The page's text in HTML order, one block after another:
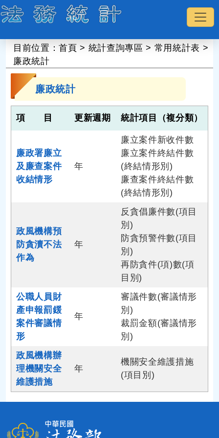
目前位置：首頁 > 統計查詢專區 > 常用統計表 >
廉政統計
廉政統計
項 目 更新週期 統計項目（複分類）
廉政署廉立
及廉查案件
收結情形
年
廉立案件新收件數
廉立案件終結件數
(終結情形別)
廉查案件終結件數
(終結情形別)
政風機構預
防貪瀆不法
作為
年
反貪倡廉件數(項目
別)
防貪預警件數(項目
別)
再防貪件(項)數(項
目別)
公職人員財
產申報罰鍰
案件審議情
形
年
審議件數(審議情形
別)
裁罰金額(審議情形
別)
政風機構辦
理機關安全
維護措施
年
機關安全維護措施
(項目別)